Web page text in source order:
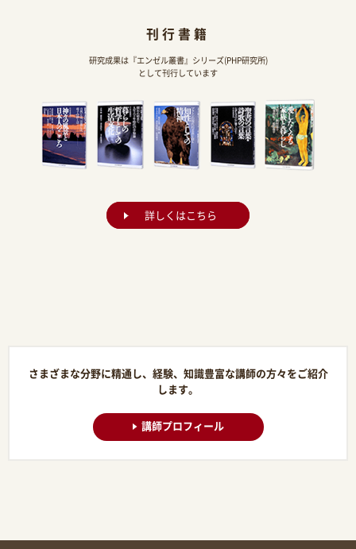
刊行書籍
研究成果は『エンゼル叢書』シリーズ(PHP研究所)
として刊行しています
詳しくはこちら
さまざまな分野に精通し、経験、知識豊富な講師の方々をご紹介
します。
講師プロフィール